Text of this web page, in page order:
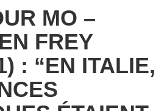
MO –
FREY
: “EN ITALIE,